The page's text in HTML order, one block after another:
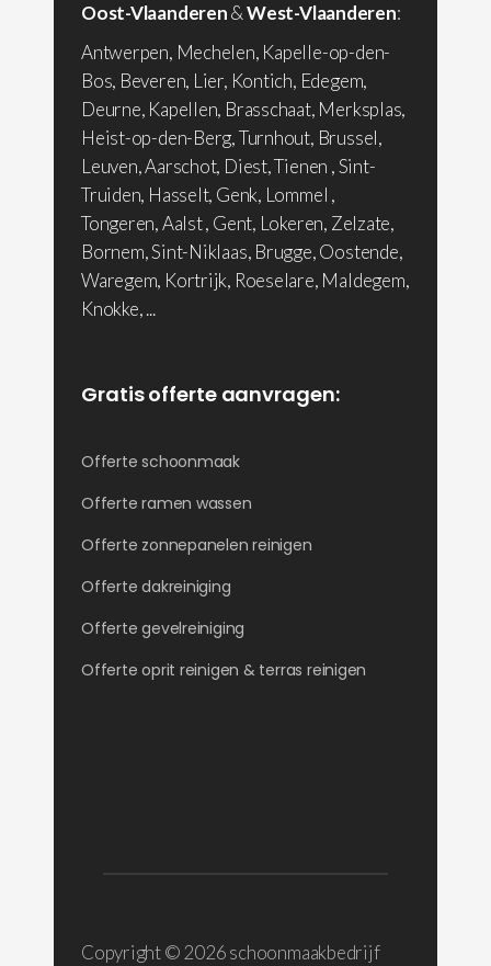
Oost-Vlaanderen&West-Vlaanderen:
Antwerpen, Mechelen, Kapelle-op-den-
Bos, Beveren, Lier, Kontich, Edegem,
Deurne, Kapellen, Brasschaat, Merksplas,
Heist-op-den-Berg, Turnhout, Brussel,
Leuven, Aarschot, Diest, Tienen , Sint-
Truiden, Hasselt, Genk, Lommel ,
Tongeren, Aalst , Gent, Lokeren, Zelzate,
Bornem, Sint-Niklaas, Brugge, Oostende,
Waregem, Kortrijk, Roeselare, Maldegem,
Knokke, ...
Gratis offerte aanvragen:
Offerte schoonmaak
Offerte ramen wassen
Offerte zonnepanelen reinigen
Offerte dakreiniging
Offerte gevelreiniging
Offerte oprit reinigen & terras reinigen
Copyright © 2026 schoonmaakbedrijf